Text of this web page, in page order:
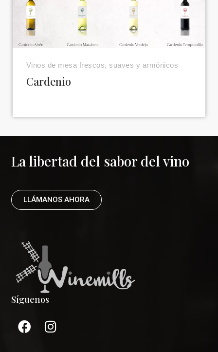
Vinos de mesa frescos, suaves y armónicos
Cardenio
La libertad del sabor del vino
LLÁMANOS AHORA
Síguenos